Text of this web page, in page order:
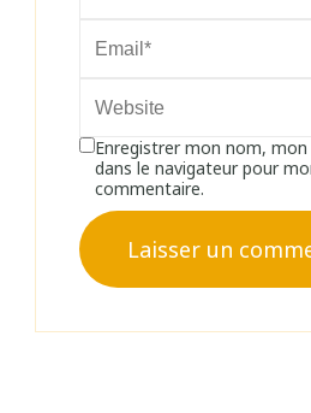
Enregistrer mon nom,
dans le navigateur pour
commentaire.